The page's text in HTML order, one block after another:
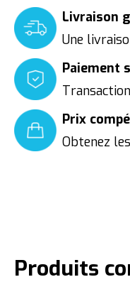
Livraison
Une
Paiement
Prix
Obtenez
Produits